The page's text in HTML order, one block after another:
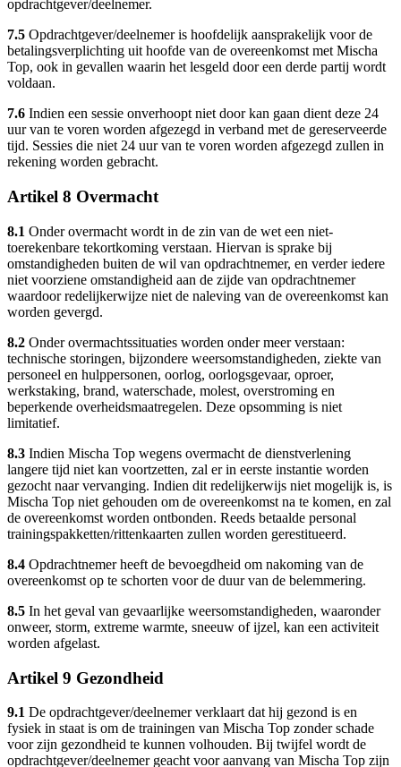
opdrachtgever/deelnemer.
7.5 Opdrachtgever/deelnemer is hoofdelijk aansprakelijk voor de
betalingsverplichting uit hoofde van de overeenkomst met Mischa
Top, ook in gevallen waarin het lesgeld door een derde partij wordt
voldaan.
7.6 Indien een sessie onverhoopt niet door kan gaan dient deze 24
uur van te voren worden afgezegd in verband met de gereserveerde
tijd. Sessies die niet 24 uur van te voren worden afgezegd zullen in
rekening worden gebracht.
Artikel 8 Overmacht
8.1 Onder overmacht wordt in de zin van de wet een niet-
toerekenbare tekortkoming verstaan. Hiervan is sprake bij
omstandigheden buiten de wil van opdrachtnemer, en verder iedere
niet voorziene omstandigheid aan de zijde van opdrachtnemer
waardoor redelijkerwijze niet de naleving van de overeenkomst kan
worden gevergd.
8.2 Onder overmachtssituaties worden onder meer verstaan:
technische storingen, bijzondere weersomstandigheden, ziekte van
personeel en hulppersonen, oorlog, oorlogsgevaar, oproer,
werkstaking, brand, waterschade, molest, overstroming en
beperkende overheidsmaatregelen. Deze opsomming is niet
limitatief.
8.3 Indien Mischa Top wegens overmacht de dienstverlening
langere tijd niet kan voortzetten, zal er in eerste instantie worden
gezocht naar vervanging. Indien dit redelijkerwijs niet mogelijk is, is
Mischa Top niet gehouden om de overeenkomst na te komen, en zal
de overeenkomst worden ontbonden. Reeds betaalde personal
trainingspakketten/rittenkaarten zullen worden gerestitueerd.
8.4 Opdrachtnemer heeft de bevoegdheid om nakoming van de
overeenkomst op te schorten voor de duur van de belemmering.
8.5 In het geval van gevaarlijke weersomstandigheden, waaronder
onweer, storm, extreme warmte, sneeuw of ijzel, kan een activiteit
worden afgelast.
Artikel 9 Gezondheid
9.1 De opdrachtgever/deelnemer verklaart dat hij gezond is en
fysiek in staat is om de trainingen van Mischa Top zonder schade
voor zijn gezondheid te kunnen volhouden. Bij twijfel wordt de
opdrachtgever/deelnemer geacht voor aanvang van Mischa Top zijn